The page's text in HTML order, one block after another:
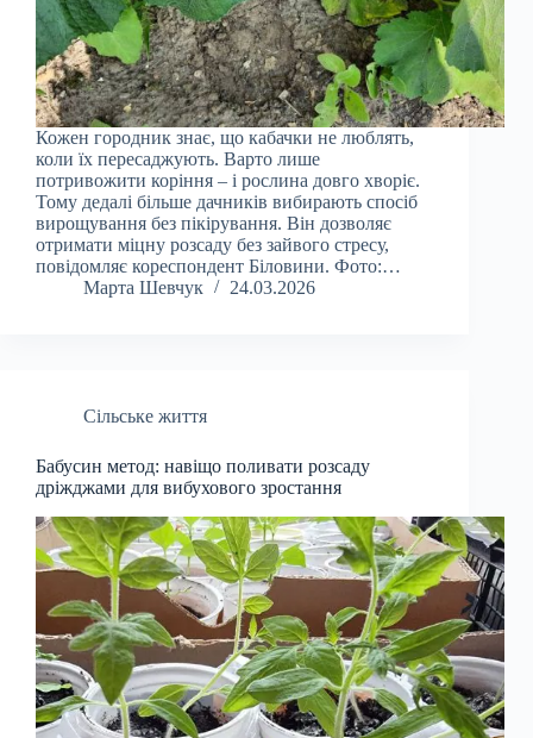
Кожен городник знає, що кабачки не люблять,
коли їх пересаджують. Варто лише
потривожити коріння – і рослина довго хворіє.
Тому дедалі більше дачників вибирають спосіб
вирощування без пікірування. Він дозволяє
отримати міцну розсаду без зайвого стресу,
повідомляє кореспондент Біловини. Фото:…
Марта Шевчук
24.03.2026
Сільське життя
Бабусин метод: навіщо поливати розсаду
дріжджами для вибухового зростання